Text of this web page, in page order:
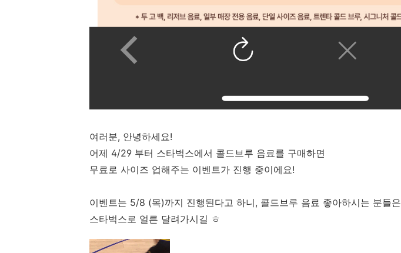
여러분, 안녕하세요!
어제 4/29 부터 스타벅스에서 콜드브루 음료를 구매하면
무료로 사이즈 업해주는 이벤트가 진행 중이에요!
이벤트는 5/8 (목)까지 진행된다고 하니, 콜드브루 음료 좋아하시는 분들은
스타벅스로 얼른 달려가시길 ㅎ